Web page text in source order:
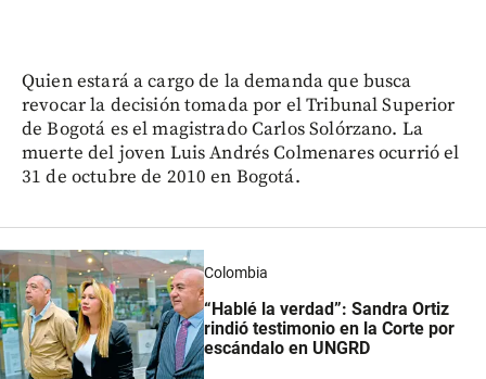
Quien estará a cargo de la demanda que busca
revocar la decisión tomada por el Tribunal Superior
de Bogotá es el magistrado Carlos Solórzano. La
muerte del joven Luis Andrés Colmenares ocurrió el
31 de octubre de 2010 en Bogotá.
Colombia
“Hablé la verdad”: Sandra Ortiz
rindió testimonio en la Corte por
escándalo en UNGRD